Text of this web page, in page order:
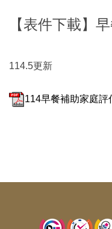
家長會
福和教育基金會
福和YouTube頻道
【表件下載】
114.5更新
114早餐補助家庭評